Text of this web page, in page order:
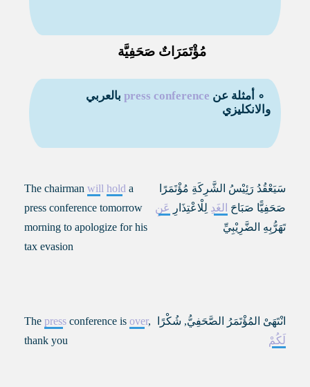
مُؤْتَمَرَاتٌ صَحَفِيَّة
∘ أمثلة عن press conference بالعربي
والانكليزي
سَيَعْقُدُ رَئِيْسُ الشَّرِكَةِ مُؤْتَمَرًا
صَحَفِيًّا صَبَاحَ
الغَدِ لِلْاعْتِذَارِ
عَنِ
تَهَرُّبِهِ الضَّرِيْبِيِّ
The chairman will hold a
press conference tomorrow
morning to apologize for his
tax evasion
انْتَهَىْ المُؤْتَمَرُ الصَّحَفِيُّ, شُكْرًا
لَكُمْ
The press conference is over,
thank you